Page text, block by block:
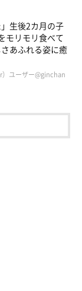
」生後2カ月の子
モリモリ食べて
あふれる姿に癒
ユーザー@ginchan